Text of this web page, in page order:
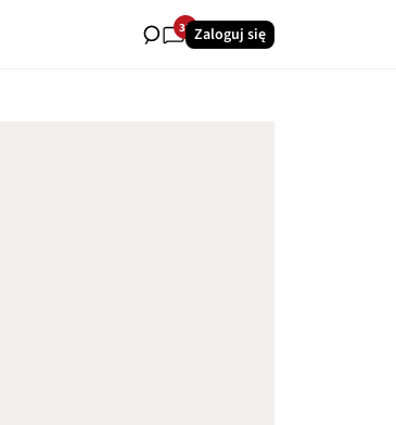
35Zaloguj się